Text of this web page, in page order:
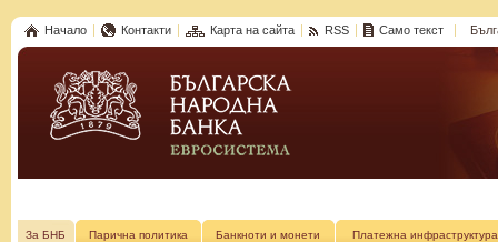
Начало Контакти Карта на сайта RSS Само текст
За БНБ Парична политика Банкноти и монети Платежна инфраструктура